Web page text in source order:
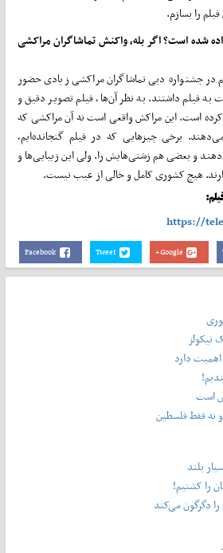
را بسازم.
شده است؟ اگر بله، واکنش تماشاگران مراکشی
جشنواره دبی تماشاگران مراکشی زیادی حضور
فیلم داشتند. به نظر آن‌ها، فیلم تصویر دقیق و
است. این مراکش واقعی است نه آن مراکشی که
برخی چیزهایی که در فیلم گنجانده‌ایم،
و بعضی هم زشتی‌هایش را. ولی این زیبایی‌ها و
هیچ کشوری کامل و خالی از عیب نیست.
https://
Facebook Tweet Google+
نیکولز
دارد
است
و نه فقط فلسطین
بلند
را کشتیم!
دگرگون می‌کند